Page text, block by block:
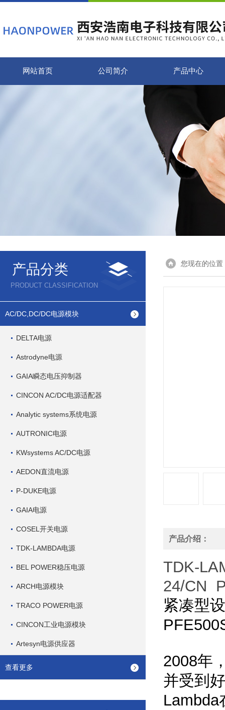
网站首页 公司简介 产品中心
产品分类
PRODUCT CLASSIFICATION
AC/DC,DC/DC电源模块
DELTA电源
Astrodyne电源
GAIA瞬态电压抑制器
CINCON AC/DC电源适配器
Analytic systems系统电源
AUTRONIC电源
KWsystems AC/DC电源
AEDON直流电源
P-DUKE电源
GAIA电源
COSEL开关电源
TDK-LAMBDA电源
BEL POWER稳压电源
ARCH电源模块
TRACO POWER电源
CINCON工业电源模块
Artesyn电源供应器
查看更多
您现在的位置
产品介绍：
TDK-
24/CN
紧凑型
2008年
并受到
Lambda